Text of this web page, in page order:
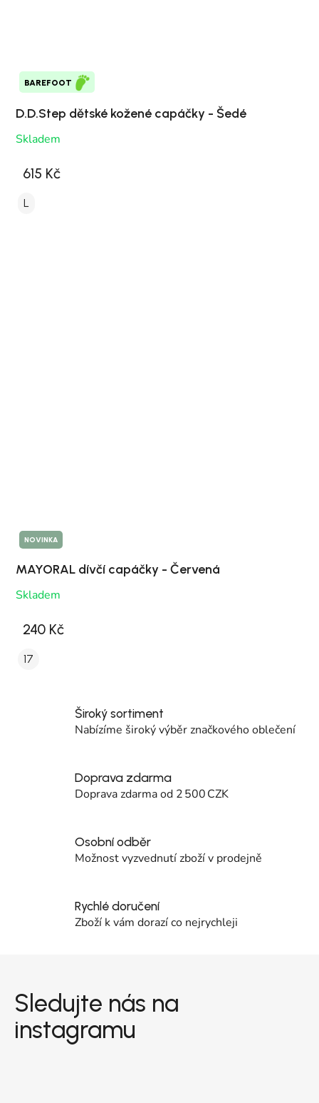
BAREFOOT
D.D.Step dětské kožené capáčky - Šedé
Skladem
615 Kč
L
NOVINKA
MAYORAL dívčí capáčky - Červená
Skladem
240 Kč
17
Široký sortiment
Nabízíme široký výběr značkového oblečení
Doprava zdarma
Doprava zdarma od 2 500 CZK
Osobní odběr
Možnost vyzvednutí zboží v prodejně
Rychlé doručení
Zboží k vám dorazí co nejrychleji
Sledujte nás na
instagramu